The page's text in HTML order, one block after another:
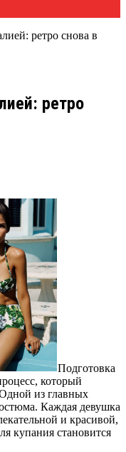
ретро снова в
ретро
Подготовка
который
из главных
Каждая девушка
и красивой,
купания становится